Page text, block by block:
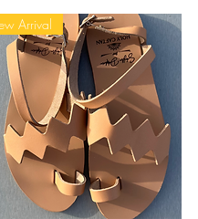
Arrival